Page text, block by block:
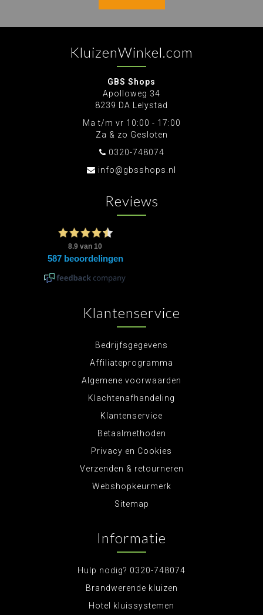
KluizenWinkel.com
GBS Shops
Apolloweg 34
8239 DA Lelystad
Ma t/m vr 10:00 - 17:00
Za & zo Gesloten
0320-748074
info@gbsshops.nl
Reviews
Klantenservice
Bedrijfsgegevens
Affiliateprogramma
Algemene voorwaarden
Klachtenafhandeling
Klantenservice
Betaalmethoden
Privacy en Cookies
Verzenden & retourneren
Webshopkeurmerk
Sitemap
Informatie
Hulp nodig? 0320-748074
Brandwerende kluizen
Hotel kluissystemen